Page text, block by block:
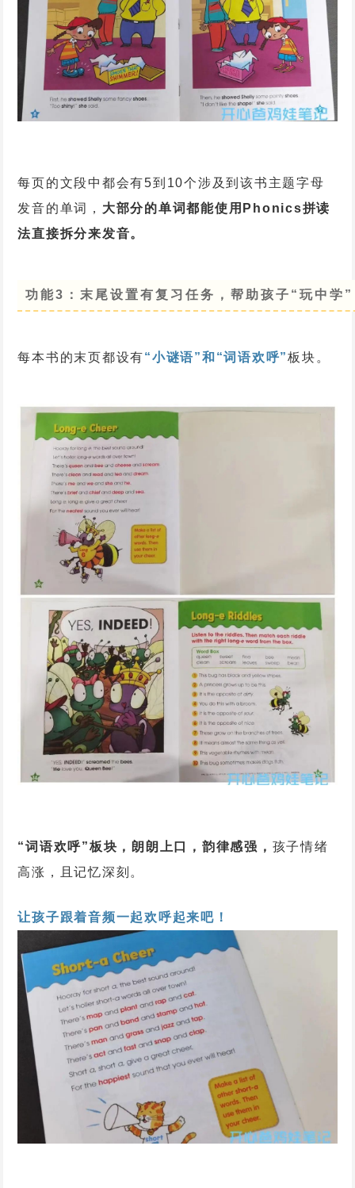
每页的文段中都会有5到10个涉及到该书主题字母
发音的单词， 大部分的单词都能使用Phonics拼读
法直接拆分来发音。
功能3：末尾设置有复习任务，帮助孩子“玩中学”
每本书的末页都设有“小谜语”和“词语欢呼”板块。
“词语欢呼”板块，朗朗上口，韵律感强， 孩子情绪
高涨，且记忆深刻。
让孩子跟着音频一起欢呼起来吧！